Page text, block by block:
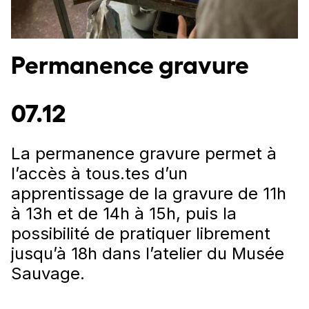
Permanence gravure
07.12
La permanence gravure permet à
l’accès à tous.tes d’un
apprentissage de la gravure de 11h
à 13h et de 14h à 15h, puis la
possibilité de pratiquer librement
jusqu’à 18h dans l’atelier du Musée
Sauvage.